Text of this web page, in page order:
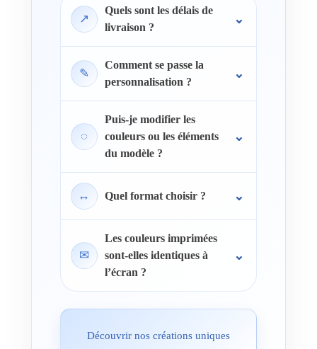
↗
Quels sont les délais de
livraison ?
✎
Comment se passe la
personnalisation ?
◌
Puis-je modifier les
couleurs ou les éléments
du modèle ?
↔ Quel format choisir ?
✉
Les couleurs imprimées
sont-elles identiques à
l’écran ?
Découvrir nos créations uniques